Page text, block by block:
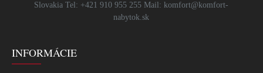
Slovakia Tel: +421 910 955 255 Mail: komfort@komfort-
nabytok.sk
INFORMÁCIE